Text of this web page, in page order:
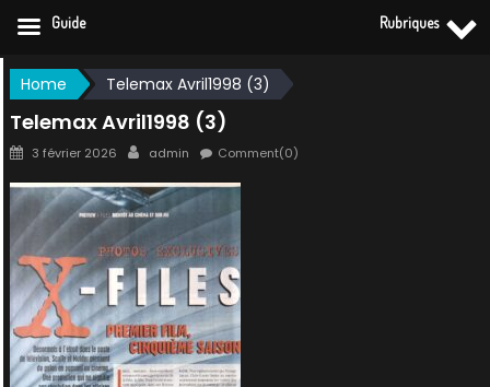
Skip
to
content
Home Telemax Avril1998 (3)
Telemax Avril1998 (3)
Posted
3 février 2026 Author
admin Comment(0)
Guide Rubriques